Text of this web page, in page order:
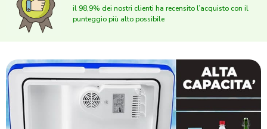
il 98,9% dei nostri clienti ha recensito l’acquisto con il
punteggio più alto possibile